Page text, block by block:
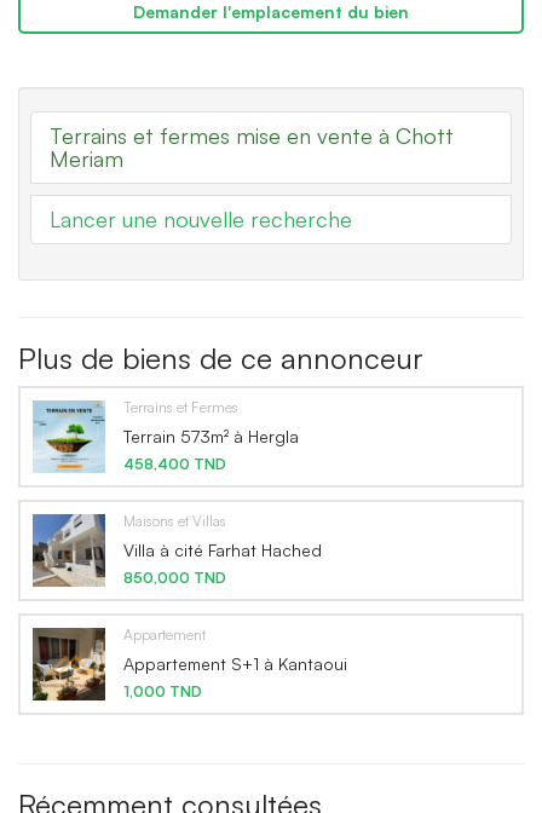
Demander l'emplacement du bien
Terrains et fermes mise en vente à Chott
Meriam
Lancer une nouvelle recherche
Plus de biens de ce annonceur
Terrains et Fermes
Terrain 573m² à Hergla
458,400 TND
Maisons et Villas
Villa à cité Farhat Hached
850,000 TND
Appartement
Appartement S+1 à Kantaoui
1,000 TND
Récemment consultées